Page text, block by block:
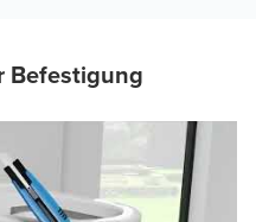
Befestigung